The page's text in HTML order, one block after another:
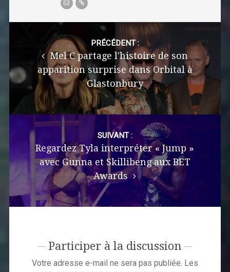
navigation
PRÉCÉDENT :
Mel C partage l'histoire de son
apparition surprise dans Orbital à
Glastonbury
SUIVANT :
Regardez Tyla interpréter « Jump »
avec Gunna et Skillibeng aux BET
Awards
Participer à la discussion
Votre adresse e-mail ne sera pas publiée. Les